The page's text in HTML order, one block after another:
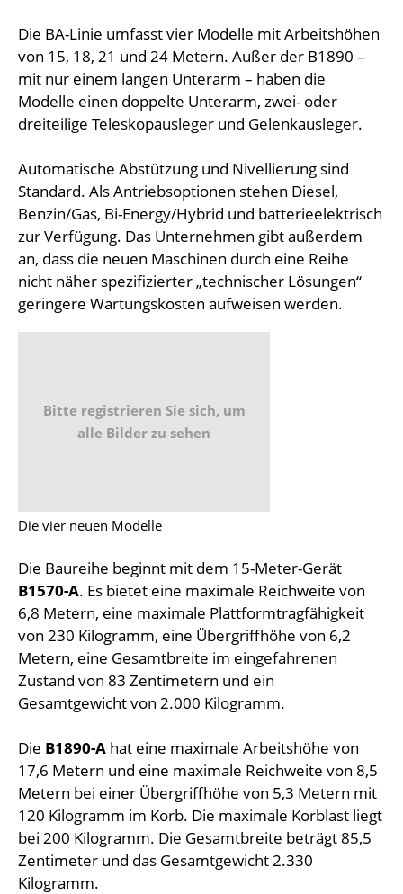
Die BA-Linie umfasst vier Modelle mit Arbeitshöhen
von 15, 18, 21 und 24 Metern. Außer der B1890 –
mit nur einem langen Unterarm – haben die
Modelle einen doppelte Unterarm, zwei- oder
dreiteilige Teleskopausleger und Gelenkausleger.
Automatische Abstützung und Nivellierung sind
Standard. Als Antriebsoptionen stehen Diesel,
Benzin/Gas, Bi-Energy/Hybrid und batterieelektrisch
zur Verfügung. Das Unternehmen gibt außerdem
an, dass die neuen Maschinen durch eine Reihe
nicht näher spezifizierter „technischer Lösungen“
geringere Wartungskosten aufweisen werden.
Bitte registrieren Sie sich, um
alle Bilder zu sehen
Die vier neuen Modelle
Die Baureihe beginnt mit dem 15-Meter-Gerät
B1570-A. Es bietet eine maximale Reichweite von
6,8 Metern, eine maximale Plattformtragfähigkeit
von 230 Kilogramm, eine Übergriffhöhe von 6,2
Metern, eine Gesamtbreite im eingefahrenen
Zustand von 83 Zentimetern und ein
Gesamtgewicht von 2.000 Kilogramm.
Die B1890-A hat eine maximale Arbeitshöhe von
17,6 Metern und eine maximale Reichweite von 8,5
Metern bei einer Übergriffhöhe von 5,3 Metern mit
120 Kilogramm im Korb. Die maximale Korblast liegt
bei 200 Kilogramm. Die Gesamtbreite beträgt 85,5
Zentimeter und das Gesamtgewicht 2.330
Kilogramm.